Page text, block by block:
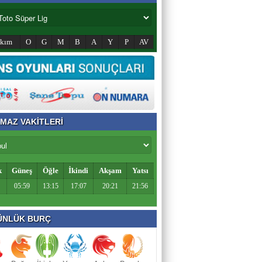
O G M B A Y P AV
VAKİTLERİ
Güneş Öğle İkindi Akşam Yatsı
05:59 13:15 17:07 20:21 21:56
BURÇ